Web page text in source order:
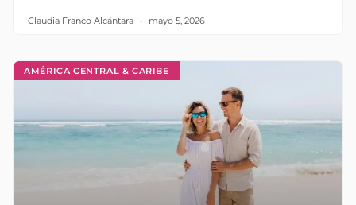
Claudia Franco Alcántara mayo 5, 2026
AMÉRICA CENTRAL & CARIBE